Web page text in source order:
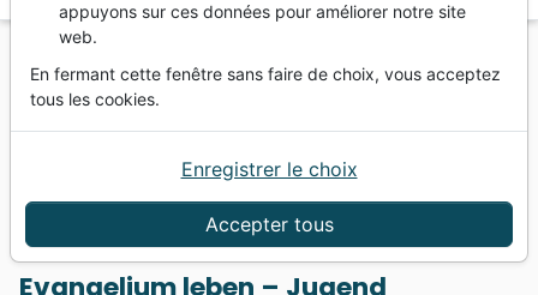
Vous ne pouvez pas créer de nouvelle commande
depuis votre pays (United States).
Formation
Adolescents, Jeunes
Evangelium leben – Jugend gewinnen - Praxisguide
Evangelium leben – Jugend
appuyons sur ces données pour améliorer notre site
web.
En fermant cette fenêtre sans faire de choix, vous acceptez
tous les cookies.
Accepter tous
Enregistrer le choix